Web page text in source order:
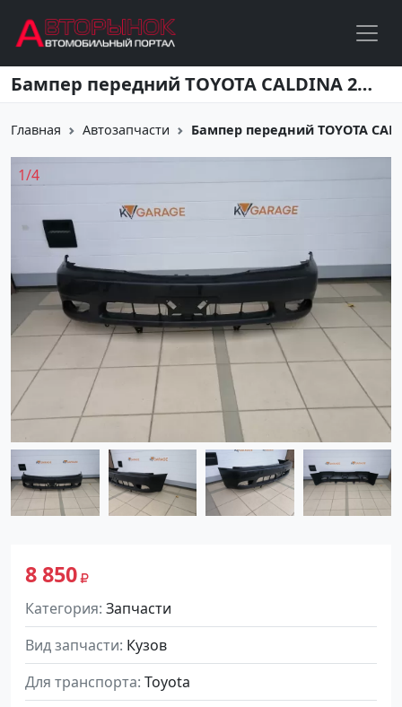
Перейти к основному содержанию Бампер передний TOYOTA CALDINA 2000-2002 Краснодар
Главная Автозапчасти Бампер передний TOYOTA
8 850
Категория Запчасти
Вид запчасти Кузов
Для транспорта Toyota
1/4